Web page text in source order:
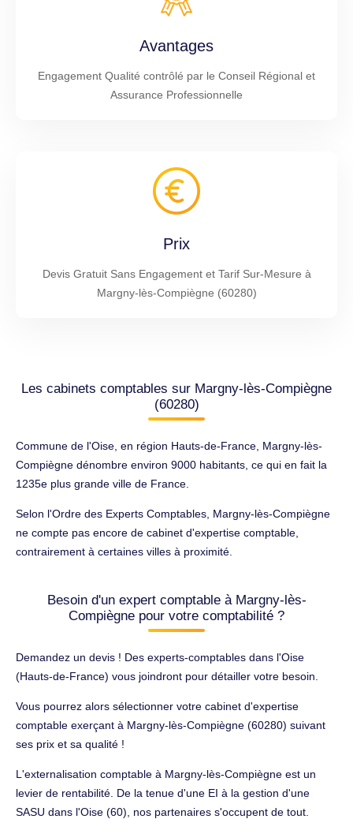
Avantages
Engagement Qualité contrôlé par le Conseil Régional et
Assurance Professionnelle
Prix
Devis Gratuit Sans Engagement et Tarif Sur-Mesure à
Margny-lès-Compiègne (60280)
Les cabinets comptables sur Margny-lès-Compiègne
(60280)
Commune de l'Oise, en région Hauts-de-France, Margny-lès-
Compiègne dénombre environ 9000 habitants, ce qui en fait la
1235e plus grande ville de France.
Selon l'Ordre des Experts Comptables, Margny-lès-Compiègne
ne compte pas encore de cabinet d'expertise comptable,
contrairement à certaines villes à proximité.
Besoin d'un expert comptable à Margny-lès-
Compiègne pour votre comptabilité ?
Demandez un devis ! Des experts-comptables dans l'Oise
(Hauts-de-France) vous joindront pour détailler votre besoin.
Vous pourrez alors sélectionner votre cabinet d'expertise
comptable exerçant à Margny-lès-Compiègne (60280) suivant
ses prix et sa qualité !
L'externalisation comptable à Margny-lès-Compiègne est un
levier de rentabilité. De la tenue d'une EI à la gestion d'une
SASU dans l'Oise (60), nos partenaires s'occupent de tout.